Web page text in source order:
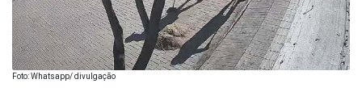
Foto: Whatsapp/ divulgação